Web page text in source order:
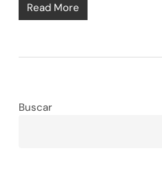
Read More
Buscar